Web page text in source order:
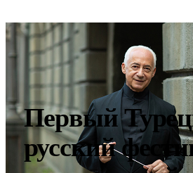
Первый
русский